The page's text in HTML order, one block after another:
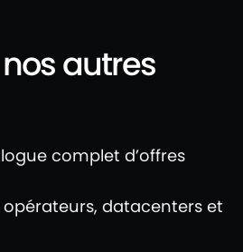
autres
complet d’offres
datacenters et